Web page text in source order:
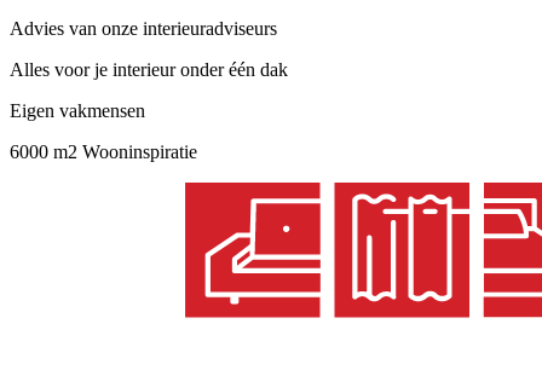
Advies van onze interieuradviseurs
Alles voor je interieur onder één dak
Eigen vakmensen
6000 m2 Wooninspiratie